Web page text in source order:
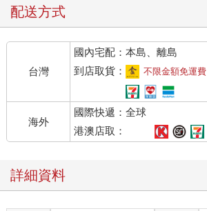
配送方式
台灣
國內宅配：本島、離島
到店取貨：
不限金額免運費
海外
國際快遞：全球
港澳店取：
詳細資料